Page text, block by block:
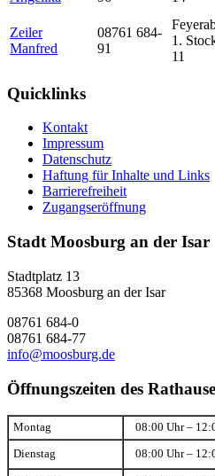
Zeiler
Manfred
08761 684-
91
1.
11
Quicklinks
Kontakt
Impressum
Datenschutz
Haftung für Inhalte und Links
Barrierefreiheit
Zugangseröffnung
Stadt Moosburg an der Isar
Stadtplatz 13
85368 Moosburg an der Isar
08761 684-0
08761 684-77
info@moosburg.de
Öffnungszeiten des
Montag 08:00 Uhr –
Dienstag 08:00 Uhr –